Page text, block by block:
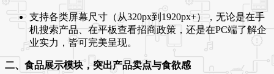
支持各类屏幕尺寸（从320px到1920px+），无论是在手
机搜索产品、在平板查看招商政策，还是在PC端了解企
业实力，皆可完美呈现。
二、食品展示模块，突出产品卖点与食欲感